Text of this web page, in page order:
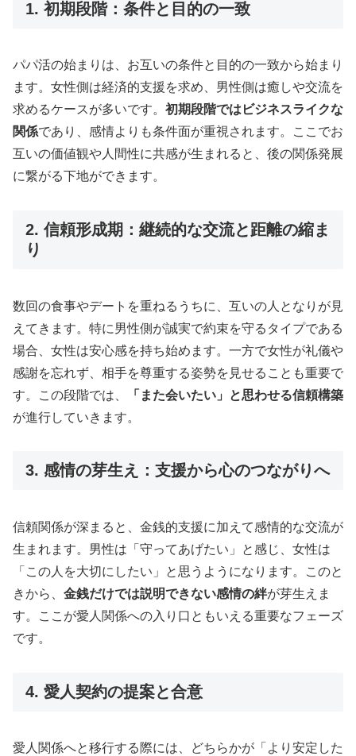
1. 初期段階：条件と目的の一致
パパ活の始まりは、お互いの条件と目的の一致から始まり
ます。女性側は経済的支援を求め、男性側は癒しや交流を
求めるケースが多いです。 初期段階ではビジネスライクな
関係であり、感情よりも条件面が重視されます。ここでお
互いの価値観や人間性に共感が生まれると、後の関係発展
に繋がる下地ができます。
2. 信頼形成期：継続的な交流と距離の縮ま
り
数回の食事やデートを重ねるうちに、互いの人となりが見
えてきます。特に男性側が誠実で約束を守るタイプである
場合、女性は安心感を持ち始めます。一方で女性が礼儀や
感謝を忘れず、相手を尊重する姿勢を見せることも重要で
す。この段階では、
「また会いたい」と思わせる信頼構築
が進行していきます。
3. 感情の芽生え：支援から心のつながりへ
信頼関係が深まると、金銭的支援に加えて感情的な交流が
生まれます。男性は「守ってあげたい」と感じ、女性は
「この人を大切にしたい」と思うようになります。このと
きから、 金銭だけでは説明できない感情の絆が芽生えま
す。ここが愛人関係への入り口ともいえる重要なフェーズ
です。
4. 愛人契約の提案と合意
愛人関係へと移行する際には、どちらかが「より安定した